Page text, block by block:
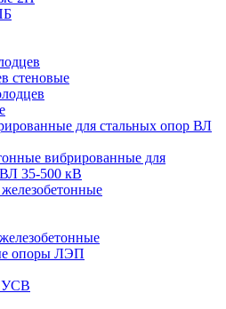
стеновые
для стальных опор ВЛ
вибрированные для
35-500 кВ
опоры ЛЭП
УСВ